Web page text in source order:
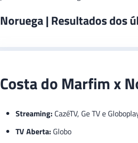
Noruega | Resultados dos
Costa do Marfim x
Streaming: CazéTV, Ge TV e
TV Aberta: Globo